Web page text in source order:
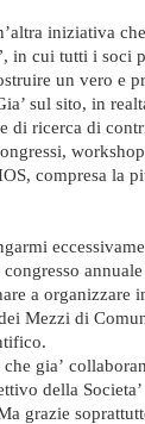
iniziativa
in cui tutti i soci
un vero e
sul sito, in
ricerca di
compresa la
a organizzare
Mezzi di
gia’
della
grazie